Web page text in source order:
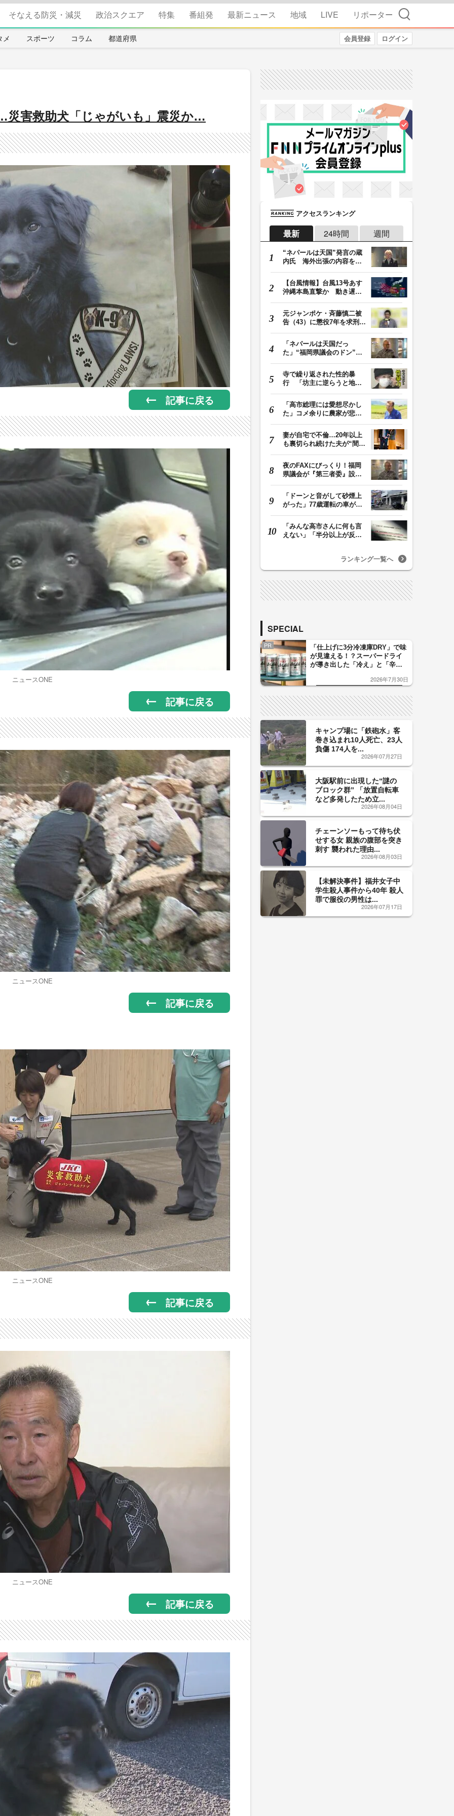
そなえる防災・減災 政治スクエア 特集 番組発 最新ニュース 地域 LIVE リポーター 検索
メ スポーツ コラム 都道府県 会員登録 ログイン
災害救助犬「じゃがいも」震災か…
記事に戻る
ニュースONE
記事に戻る
ニュースONE
記事に戻る
ニュースONE
記事に戻る
ニュースONE
記事に戻る
アクセスランキング
最新 24時間 週間
“ネパールは天国”発言の蔵
内氏 海外出張の内容を説
【台風情報】台風13号あす
沖縄本島直撃か 動き遅く
元ジャンポケ・斉藤慎二被
告（43）に懲役7年を求刑
「ネパールは天国だっ
た」“福岡県議会のドン”蔵
寺で繰り返された性的暴
行 「坊主に逆らうと地獄
「高市総理には愛想尽かし
た」コメ余りに農家が悲
妻が自宅で不倫…20年以上
も裏切られ続けた夫が“間
夜のFAXにびっくり！福岡
県議会が『第三者委』設置
「ドーンと音がして砂煙上
がった」77歳運転の車が立
「みんな高市さんに何も言
えない」「半分以上が反
ランキング一覧へ
SPECIAL
PR
「仕上げに3分冷凍庫DRY」で味
が見違える！？スーパードライ
が導き出した「冷え」と「辛
した「辛口カーブ」が飲み頃の
2026年7月30日
キャンプ場に「鉄砲水」客
巻き込まれ10人死亡、23人
負傷 174人を...
2026年07月27日
大阪駅前に出現した“謎の
ブロック群” 「放置自転車
など多発したため立...
2026年08月04日
チェーンソーもって待ち伏
せする女 親族の腹部を突き
刺す 襲われた理由...
2026年08月03日
【未解決事件】福井女子中
学生殺人事件から40年 殺人
罪で服役の男性は...
2026年07月17日